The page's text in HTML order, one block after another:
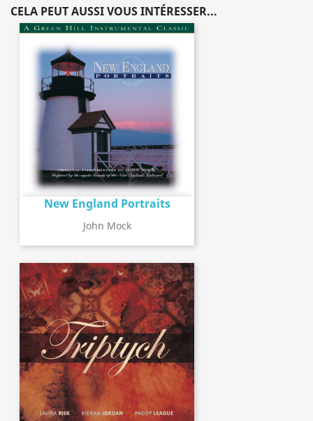
CELA PEUT AUSSI VOUS INTÉRESSER...
New England Portraits
John Mock